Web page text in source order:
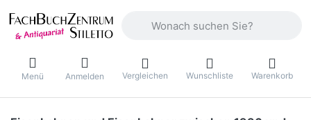
Menü Anmelden Vergleichen Wunschliste Warenkorb